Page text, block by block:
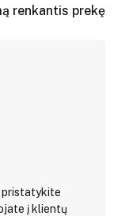
renkantis prekę
pristatykite
į klientų